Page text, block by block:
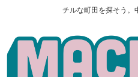
チルな町田を探そう。